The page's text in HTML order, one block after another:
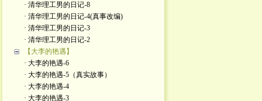
· 清华理工男的日记-8
· 清华理工男的日记-4(真事改编)
· 清华理工男的日记-3
· 清华理工男的日记-2
【大李的艳遇】
· 大李的艳遇-6
· 大李的艳遇-5（真实故事）
· 大李的艳遇-4
· 大李的艳遇-3